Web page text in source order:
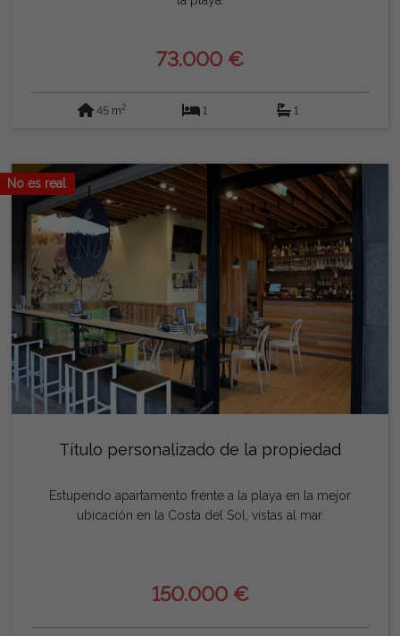
73.000 €
45 m2 1 1
No es real
Título personalizado de la propiedad
Estupendo apartamento frente a la playa en la mejor
ubicación en la Costa del Sol, vistas al mar.
150.000 €